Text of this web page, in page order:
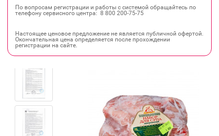
По вопросам регистрации и работы с системой обращайтесь по
телефону сервисного центра: 8 800 200‐75‐75
Настоящее ценовое предложение не является публичной офертой.
Окончательная цена определяется после прохождении
регистрации на сайте.